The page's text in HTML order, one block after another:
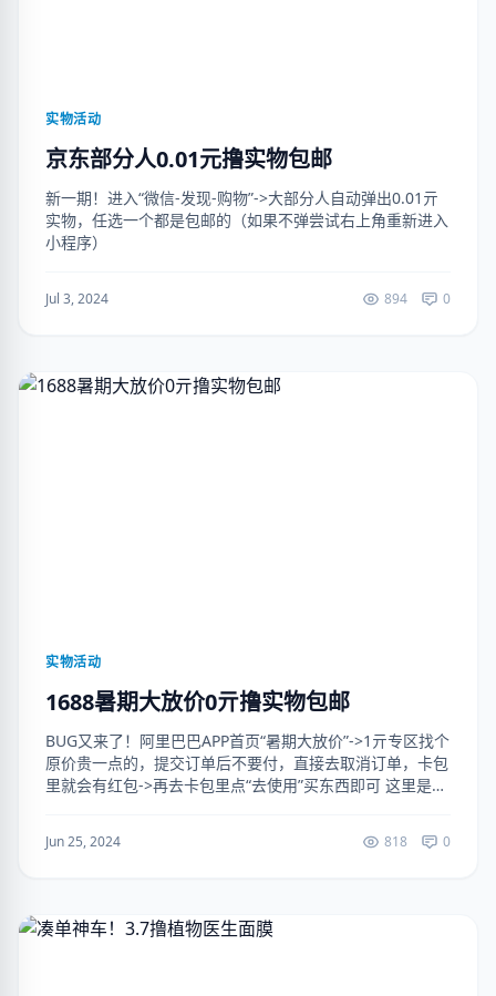
实物活动
京东部分人0.01元撸实物包邮
新一期！进入“微信-发现-购物”->大部分人自动弹出0.01亓
实物，任选一个都是包邮的（如果不弹尝试右上角重新进入
小程序）
Jul 3, 2024 894 0
实物活动
1688暑期大放价0亓撸实物包邮
BUG又来了！阿里巴巴APP首页“暑期大放价”->1亓专区找个
原价贵一点的，提交订单后不要付，直接去取消订单，卡包
里就会有红包->再去卡包里点“去使用”买东西即可 这里是原
Jun 25, 2024 818 0